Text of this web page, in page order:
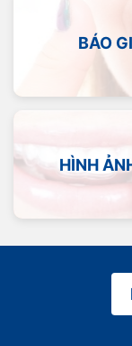
BÁO
HÌNH